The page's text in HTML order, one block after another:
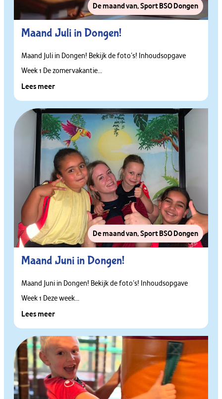
De maand van,Sport BSO Dongen
Maand Juli in Dongen!
Maand Juli in Dongen! Bekijk de foto’s! Inhoudsopgave
Week 1 De zomervakantie...
Lees meer
De maand van,Sport BSO Dongen
Maand Juni in Dongen!
Maand Juni in Dongen! Bekijk de foto’s! Inhoudsopgave
Week 1 Deze week...
Lees meer